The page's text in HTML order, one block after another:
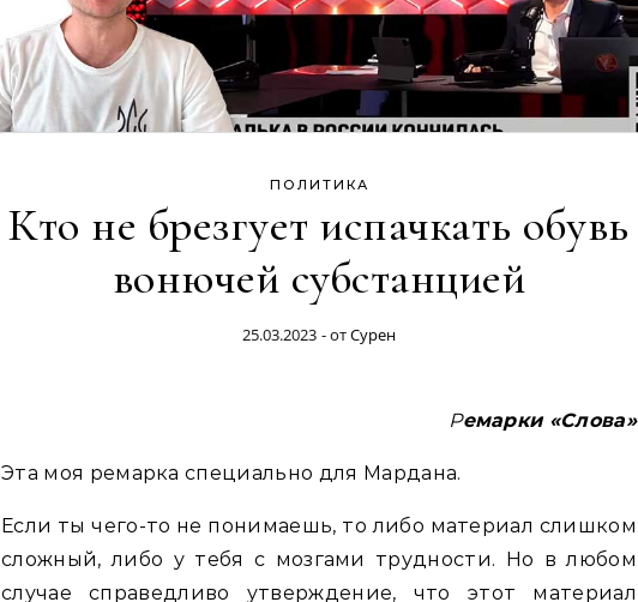
ПОЛИТИКА
Кто не брезгует испачкать обувь
вонючей субстанцией
25.03.2023 - отСурен
Ремарки «Слова»
Эта моя ремарка специально для Мардана.
Если ты чего-то не понимаешь, то либо материал слишком
сложный, либо у тебя с мозгами трудности. Но в любом
случае справедливо утверждение, что этот материал